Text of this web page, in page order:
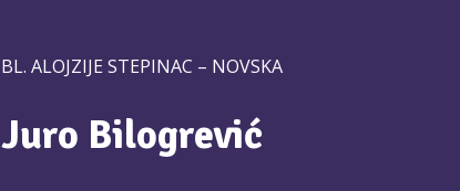
BL. ALOJZIJE STEPINAC – NOVSKA
Juro Bilogrević